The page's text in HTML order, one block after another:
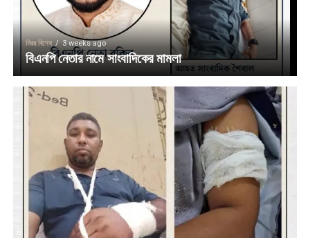
মিরর বিশেষ 3 weeks ago
বিএনপি নেতার নামে সাংবাদিকের মামলা